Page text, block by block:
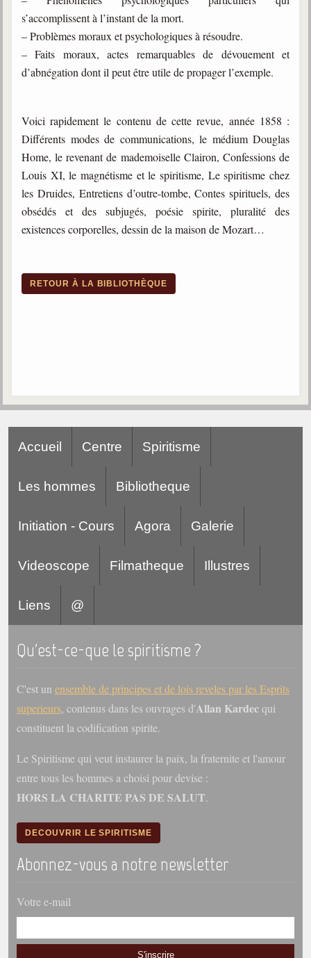
s’accomplissent à l’instant de la mort.
– Problèmes moraux et psychologiques à résoudre.
– Faits moraux, actes remarquables de dévouement et
d’abnégation dont il peut être utile de propager l’exemple.
Voici rapidement le contenu de cette revue, année 1858 :
Différents modes de communications, le médium Douglas
Home, le revenant de mademoiselle Clairon, Confessions de
Louis XI, le magnétisme et le spiritisme, Le spiritisme chez
les Druides, Entretiens d’outre-tombe, Contes spirituels, des
obsédés et des subjugés, poésie spirite, pluralité des
existences corporelles, dessin de la maison de Mozart…
RETOUR À LA BIBLIOTHÈQUE
Accueil Centre Spiritisme
Les hommes Bibliotheque
Initiation - Cours Agora Galerie
Videoscope Filmatheque Illustres
Liens @
Qu'est-ce-que le spiritisme ?
C'est un ensemble de principes et de lois reveles par les Esprits
superieurs, contenus dans les ouvrages d'Allan Kardecqui
constituent la codification spirite.
Le Spiritisme qui veut instaurer la paix, la fraternite et l'amour
entre tous les hommes a choisi pour devise :
HORS LA CHARITE PAS DE SALUT.
DECOUVRIR LE SPIRITISME
Abonnez-vous a notre newsletter
Votre e-mail
S'inscrire